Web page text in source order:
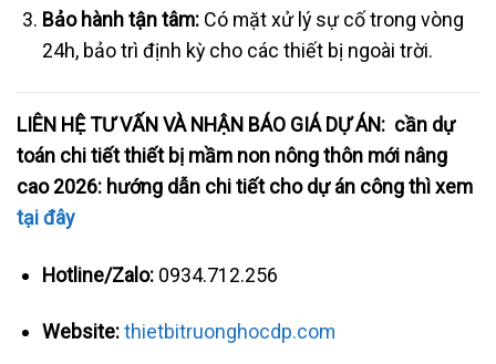
Bảo hành tận tâm: Có mặt xử lý sự cố trong vòng
24h, bảo trì định kỳ cho các thiết bị ngoài trời.
LIÊN HỆ TƯ VẤN VÀ NHẬN BÁO GIÁ DỰ ÁN: cần dự
toán chi tiết thiết bị mầm non nông thôn mới nâng
cao 2026: hướng dẫn chi tiết cho dự án công thì xem
tại đây
Hotline/Zalo: 0934.712.256
Website:thietbitruonghocdp.com